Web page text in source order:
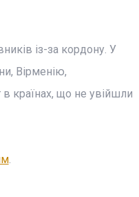
із-за кордону. У
Вірменію,
в країнах, що не увійшли
.